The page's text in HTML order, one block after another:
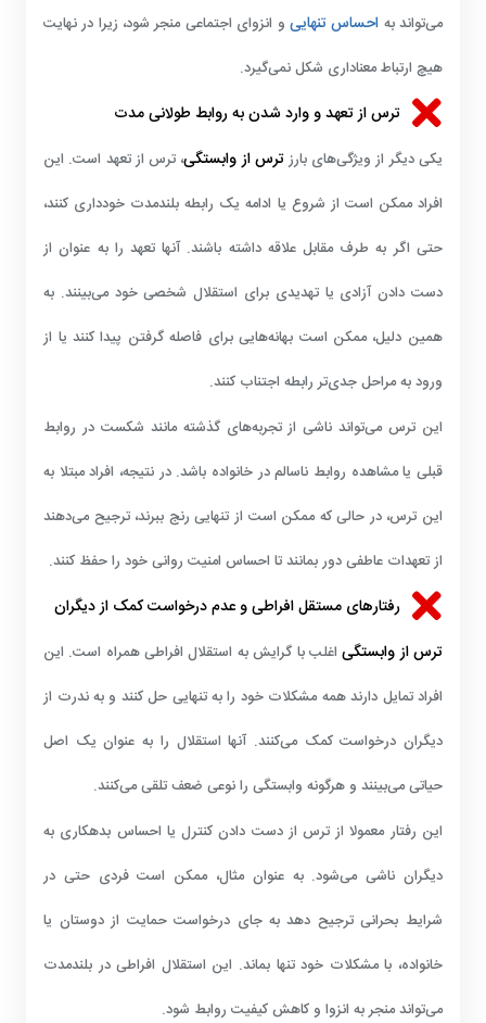
می‌تواند به احساس تنهایی و انزوای اجتماعی منجر شود، زیرا در نهایت
هیچ ارتباط معناداری شکل نمی‌گیرد.
ترس از تعهد و وارد شدن به روابط طولانی مدت
یکی دیگر از ویژگی‌های بارزترس از وابستگی، ترس از تعهد است. این
افراد ممکن است از شروع یا ادامه یک رابطه بلندمدت خودداری کنند،
حتی اگر به طرف مقابل علاقه داشته باشند. آنها تعهد را به عنوان از
دست دادن آزادی یا تهدیدی برای استقلال شخصی خود می‌بینند. به
همین دلیل، ممکن است بهانه‌هایی برای فاصله گرفتن پیدا کنند یا از
ورود به مراحل جدی‌تر رابطه اجتناب کنند.
این ترس می‌تواند ناشی از تجربه‌های گذشته مانند شکست در روابط
قبلی یا مشاهده روابط ناسالم در خانواده باشد. در نتیجه، افراد مبتلا به
این ترس، در حالی که ممکن است از تنهایی رنج ببرند، ترجیح می‌دهند
از تعهدات عاطفی دور بمانند تا احساس امنیت روانی خود را حفظ کنند.
رفتارهای مستقل افراطی و عدم درخواست کمک از دیگران
ترس از وابستگیاغلب با گرایش به استقلال افراطی همراه است. این
افراد تمایل دارند همه مشکلات خود را به تنهایی حل کنند و به ندرت از
دیگران درخواست کمک می‌کنند. آنها استقلال را به عنوان یک اصل
حیاتی می‌بینند و هرگونه وابستگی را نوعی ضعف تلقی می‌کنند.
این رفتار معمولا از ترس از دست دادن کنترل یا احساس بدهکاری به
دیگران ناشی می‌شود. به عنوان مثال، ممکن است فردی حتی در
شرایط بحرانی ترجیح دهد به جای درخواست حمایت از دوستان یا
خانواده، با مشکلات خود تنها بماند. این استقلال افراطی در بلندمدت
می‌تواند منجر به انزوا و کاهش کیفیت روابط شود.